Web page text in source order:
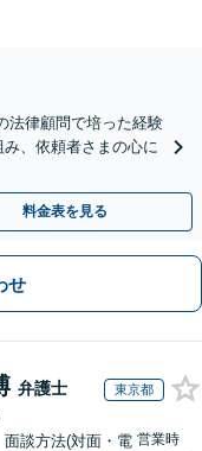
法律顧問で培った経験
、依頼者さまの心に
料金表を見る
せ
弁護士 東京都
面談方法(対面・電 営業時